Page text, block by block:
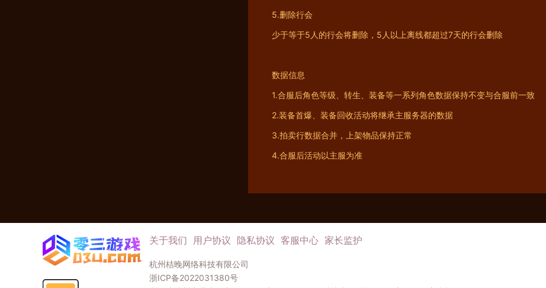
5.删除行会
少于等于5人的行会将删除，5人以上离线都超过7天的行会删除
数据信息
1.合服后角色等级、转生、装备等一系列角色数据保持不变与合服前一致
2.装备首爆、装备回收活动将继承主服务器的数据
3.拍卖行数据合并，上架物品保持正常
4.合服后活动以主服为准
关于我们 用户协议 隐私协议 客服中心 家长监护
杭州桔晚网络科技有限公司
浙ICP备2022031380号